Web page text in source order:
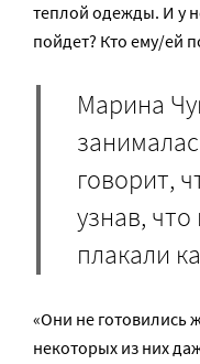
теплой одежды. И у
пойдет? Кто ему/ей
Марина
говорит,
узнав,
плакали
«Они не готовились
некоторых из них